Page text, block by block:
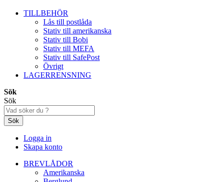
TILLBEHÖR
Lås till postlåda
Stativ till amerikanska
Stativ till Bobi
Stativ till MEFA
Stativ till SafePost
Övrigt
LAGERRENSNING
Sök
Sök
Sök
Logga in
Skapa konto
BREVLÅDOR
Amerikanska